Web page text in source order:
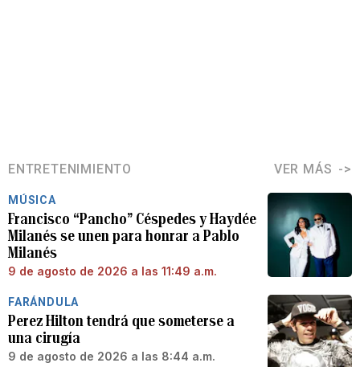
ENTRETENIMIENTO VER MÁS
MÚSICA
Francisco “Pancho” Céspedes y Haydée
Milanés se unen para honrar a Pablo
Milanés
9 de agosto de 2026 a las 11:49 a.m.
FARÁNDULA
Perez Hilton tendrá que someterse a
una cirugía
9 de agosto de 2026 a las 8:44 a.m.